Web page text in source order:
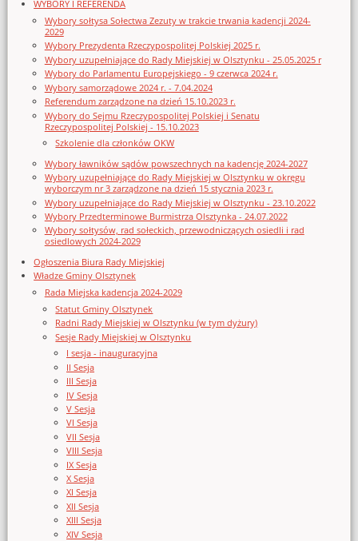
WYBORY I REFERENDA
Wybory sołtysa Sołectwa Zezuty w trakcie trwania kadencji 2024-
2029
Wybory Prezydenta Rzeczypospolitej Polskiej 2025 r.
Wybory uzupełniające do Rady Miejskiej w Olsztynku - 25.05.2025 r
Wybory do Parlamentu Europejskiego - 9 czerwca 2024 r.
Wybory samorządowe 2024 r. - 7.04.2024
Referendum zarządzone na dzień 15.10.2023 r.
Wybory do Sejmu Rzeczypospolitej Polskiej i Senatu
Rzeczypospolitej Polskiej - 15.10.2023
Szkolenie dla członków OKW
Wybory ławników sądów powszechnych na kadencję 2024-2027
Wybory uzupełniające do Rady Miejskiej w Olsztynku w okręgu
wyborczym nr 3 zarządzone na dzień 15 stycznia 2023 r.
Wybory uzupełniające do Rady Miejskiej w Olsztynku - 23.10.2022
Wybory Przedterminowe Burmistrza Olsztynka - 24.07.2022
Wybory sołtysów, rad sołeckich, przewodniczących osiedli i rad
osiedlowych 2024-2029
Ogłoszenia Biura Rady Miejskiej
Władze Gminy Olsztynek
Rada Miejska kadencja 2024-2029
Statut Gminy Olsztynek
Radni Rady Miejskiej w Olsztynku (w tym dyżury)
Sesje Rady Miejskiej w Olsztynku
I sesja - inauguracyjna
II Sesja
III Sesja
IV Sesja
V Sesja
VI Sesja
VII Sesja
VIII Sesja
IX Sesja
X Sesja
XI Sesja
XII Sesja
XIII Sesja
XIV Sesja